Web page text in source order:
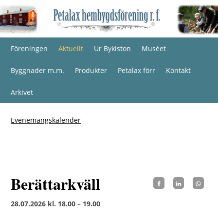
Föreningen Aktuellt Ur Bykiston Muséet
Byggnader m.m. Produkter Petalax förr Kontakt
Arkivet
Evenemangskalender
Berättarkväll
28.07.2026 kl. 18.00 – 19.00